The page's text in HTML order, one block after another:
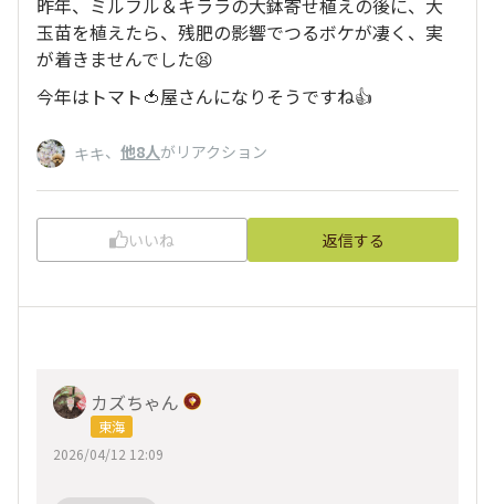
昨年、ミルフル＆キララの大鉢寄せ植えの後に、大
玉苗を植えたら、残肥の影響でつるボケが凄く、実
が着きませんでした😫
今年はトマト🍅屋さんになりそうですね👍
キキ、 他8人がリアクション
いいね 返信する
カズちゃん
東海
2026/04/12 12:09